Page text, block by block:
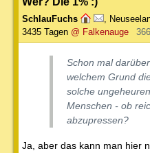
SchlauFuchs
3435 Tagen @ Falkenauge
Schon mal
welchem Grund
solche
Menschen - ob
abzupressen?
Ja, aber das kann man hier